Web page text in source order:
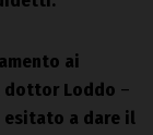
ai
dottor Loddo –
esitato a dare il